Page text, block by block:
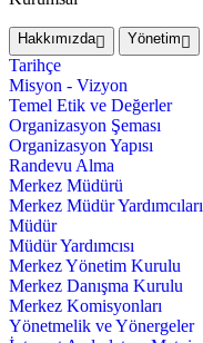
Hakkımızda Yönetim
Tarihçe
Misyon - Vizyon
Temel Etik ve Değerler
Organizasyon Şeması
Organizasyon Yapısı
Randevu Alma
Merkez Müdürü
Merkez Müdür Yardımcıları
Müdür
Müdür Yardımcısı
Merkez Yönetim Kurulu
Merkez Danışma Kurulu
Merkez Komisyonları
Yönetmelik ve Yönergeler